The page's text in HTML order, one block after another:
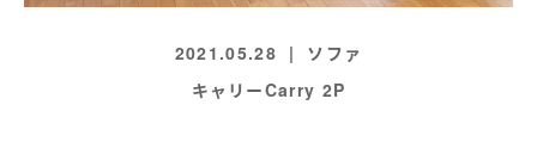
2021.05.28
ソファ
キャリーCarry 2P